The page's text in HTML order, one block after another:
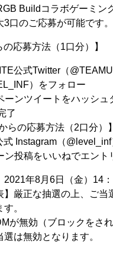
Buildコラボゲーミン
3口のご応募が可能です。
の応募方法（1口分）】
公式Twitter（
）をフォロー
ーンツイートをハッシ
了
らの応募方法（2口分）】
Instagram（
ン投稿をいいねでエント
2021年8月6日（金）14
】厳正な抽選の上、ご
。
が無効（ブロックをさ
は無効となります。